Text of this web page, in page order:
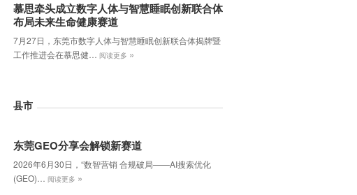
慕思牵头成立数字人体与智慧睡眠创新联合体
布局未来生命健康赛道
7月27日，东莞市数字人体与智慧睡眠创新联合体揭牌暨
工作推进会在慕思健…
阅读更多 »
县市
东莞GEO分享会解锁新赛道
2026年6月30日，‌“数智营销 合规破局——AI搜索优化
(GEO)…
阅读更多 »